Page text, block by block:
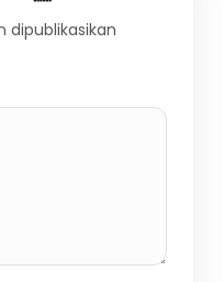
dipublikasikan